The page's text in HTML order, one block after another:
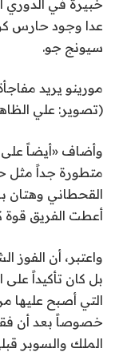
خبيرة في الدوري
عدا وجود حارس
سيونج جو.
مورينو يريد
(تصوير: علي
وأضاف «أيضاً
متطورة جداً مثل
القحطاني وهتان
أعطت الفريق قوة
واعتبر، أن
بل كان تأكيداً على
التي أصبح عليها
خصوصاً بعد أن
الملك والسوبر